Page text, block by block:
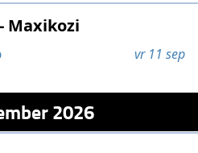
Maxikozi
vr 11 sep
2026